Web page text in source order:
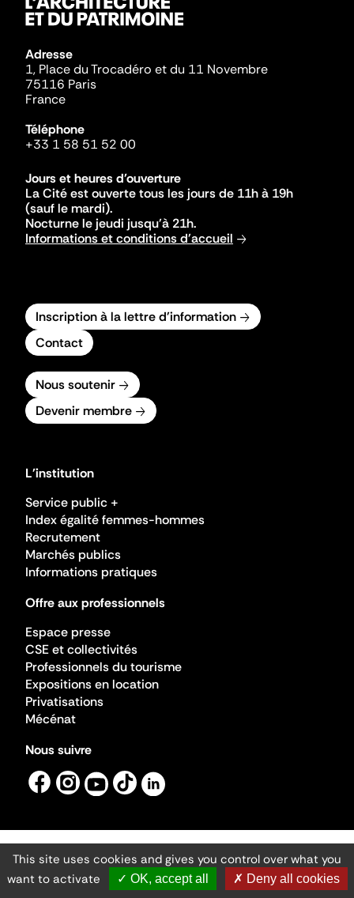
Adresse
1, Place du Trocadéro et du 11 Novembre
75116 Paris
France
Téléphone
+33 1 58 51 52 00
Jours et heures d'ouverture
La Cité est ouverte tous les jours de 11h à 19h
(sauf le mardi).
Nocturne le jeudi jusqu'à 21h.
Informations et conditions d'accueil
Inscription à la lettre d'information
Contact
Nous soutenir
Devenir membre
L'institution
Service public +
Index égalité femmes-hommes
Recrutement
Marchés publics
Informations pratiques
Offre aux professionnels
Espace presse
CSE et collectivités
Professionnels du tourisme
Expositions en location
Privatisations
Mécénat
Nous suivre
Mentions légales
Gestion des cookies
Accessibilité numérique
Ministère de la Culture ©2026
This site uses cookies and gives you control over what you
want to activate
✓ OK, accept all ✗ Deny all cookies